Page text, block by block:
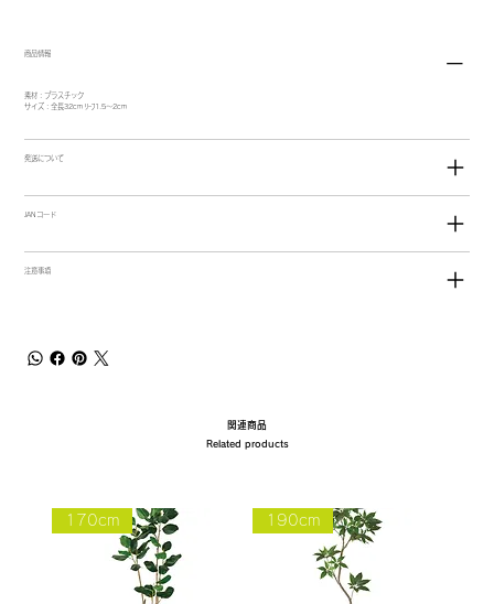
商品情報
素材：プラスチック
サイズ：全長32cm ﾘｰﾌ1.5～2cm
発送について
JANコード
注意事項
関連商品
Related products
170cm 190cm